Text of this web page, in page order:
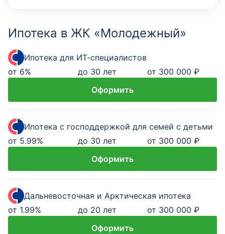
Ипотека в ЖК «Молодежный»
Ипотека для ИТ-специалистов
от 6% до 30 лет
от 300 000 ₽
Оформить
Ипотека с господдержкой для семей с детьми
от 5.99% до 30 лет
от 300 000 ₽
Оформить
Дальневосточная и Арктическая ипотека
от 1.99% до 20 лет
от 300 000 ₽
Оформить